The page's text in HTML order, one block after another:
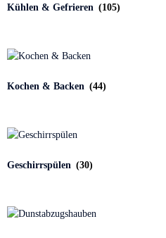
Kühlen & Gefrieren (105)
Kochen & Backen (44)
Geschirrspülen (30)